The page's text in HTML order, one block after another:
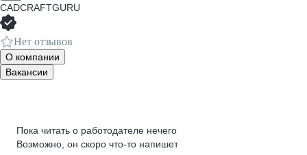
CADCRAFTGURU
Нет отзывов
О компании
Вакансии
Пока читать о работодателе нечего
Возможно, он скоро что‑то напишет